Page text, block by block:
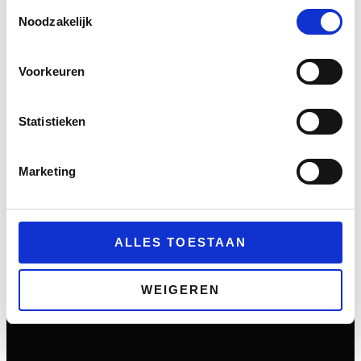
Noodzakelijk
Voorkeuren
Statistieken
Marketing
ALLES TOESTAAN
WEIGEREN